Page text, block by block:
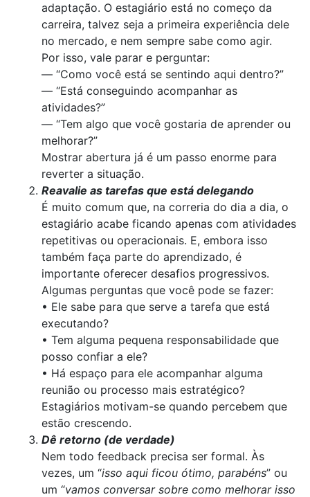
adaptação. O estagiário está no começo da
carreira, talvez seja a primeira experiência dele
no mercado, e nem sempre sabe como agir.
Por isso, vale parar e perguntar:
— “Como você está se sentindo aqui dentro?”
— “Está conseguindo acompanhar as
atividades?”
— “Tem algo que você gostaria de aprender ou
melhorar?”
Mostrar abertura já é um passo enorme para
reverter a situação.
Reavalie as tarefas que está delegando
É muito comum que, na correria do dia a dia, o
estagiário acabe ficando apenas com atividades
repetitivas ou operacionais. E, embora isso
também faça parte do aprendizado, é
importante oferecer desafios progressivos.
Algumas perguntas que você pode se fazer:
• Ele sabe para que serve a tarefa que está
executando?
• Tem alguma pequena responsabilidade que
posso confiar a ele?
• Há espaço para ele acompanhar alguma
reunião ou processo mais estratégico?
Estagiários motivam-se quando percebem que
estão crescendo.
Dê retorno (de verdade)
Nem todo feedback precisa ser formal. Às
vezes, um “isso aqui ficou ótimo, parabéns” ou
um “vamos conversar sobre como melhorar isso